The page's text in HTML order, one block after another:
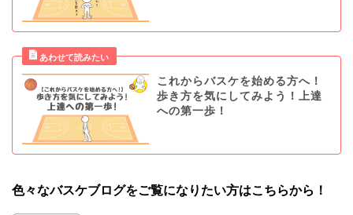
これからバスケを始める方へ！
歩き方を気にしてみよう！上達
への第一歩！
色々なバスケブログをご覧になりたい方はこちらから！